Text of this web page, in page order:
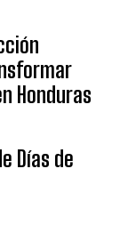
Honduras
Días de